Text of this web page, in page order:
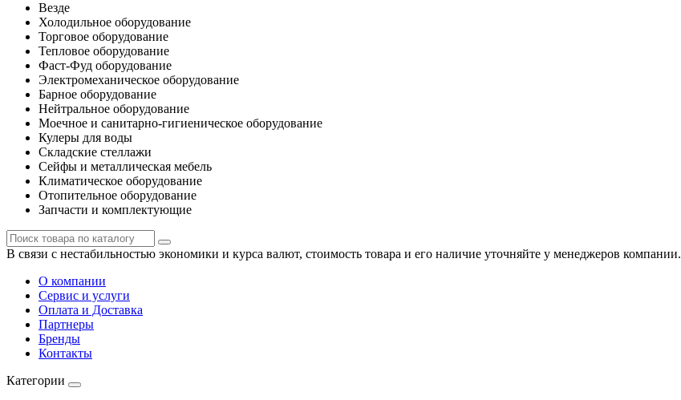
Везде
Холодильное оборудование
Торговое оборудование
Тепловое оборудование
Фаст-Фуд оборудование
Электромеханическое оборудование
Барное оборудование
Нейтральное оборудование
Моечное и санитарно-гигиеническое оборудование
Кулеры для воды
Складские стеллажи
Сейфы и металлическая мебель
Климатическое оборудование
Отопительное оборудование
Запчасти и комплектующие
В связи с нестабильностью экономики и курса валют, стоимость товара и его наличие уточняйте у менеджеров компании.
О компании
Сервис и услуги
Оплата и Доставка
Партнеры
Бренды
Контакты
Категории